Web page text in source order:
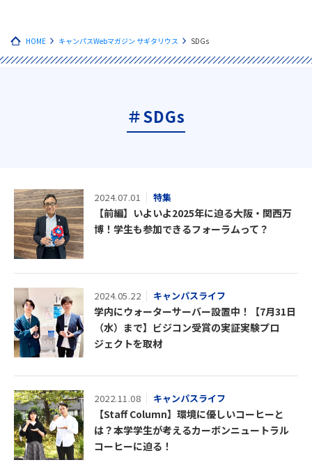
HOME キャンパスWebマガジン サギタリウス SDGs
＃SDGs
2024.07.01 特集
【前編】いよいよ2025年に迫る大阪・関西万
博！学生も参加できるフォーラムって？
2024.05.22 キャンパスライフ
学内にウォーターサーバー設置中！【7月31日
（水）まで】ビジコン受賞の実証実験プロ
ジェクトを取材
2022.11.08 キャンパスライフ
【Staff Column】環境に優しいコーヒーと
は？本学学生が考えるカーボンニュートラル
コーヒーに迫る！